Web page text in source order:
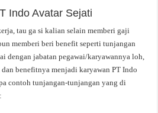
Indo Avatar Sejati
tau ga si kalian selain memberi gaji
memberi beri benefit seperti tunjangan
dengan jabatan pegawai/karyawannya loh,
benefitnya menjadi karyawan PT Indo
contoh tunjangan-tunjangan yang di